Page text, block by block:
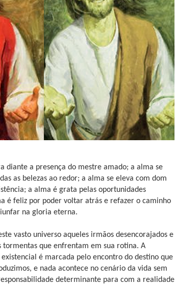
diante a presença do mestre amado; a alma se
as belezas ao redor; a alma se eleva com dom
a alma é grata pelas oportunidades
é feliz por poder voltar atrás e refazer o caminho
na gloria eterna.
vasto universo aqueles irmãos desencorajados e
tormentas que enfrentam em sua rotina. A
é marcada pelo encontro do destino que
e nada acontece no cenário da vida sem
determinante para com a realidade